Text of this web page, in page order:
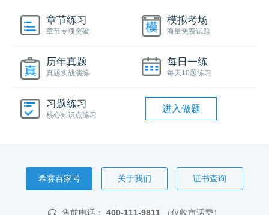
章节练习
章节专项突破
模拟考场
海量免费试题
历年真题
真题实战演练
每日一练
每天10题练习
习题练习
核心知识点练习
进入做题
希赛百家号 关于我们 证书查询
售前电话： 400-111-9811 （仅收市话费）